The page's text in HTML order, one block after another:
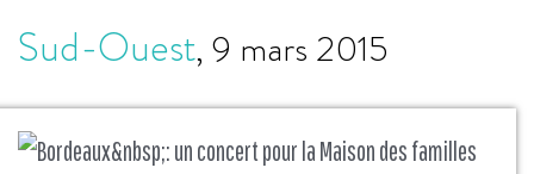
Sud-Ouest, 9 mars 2015